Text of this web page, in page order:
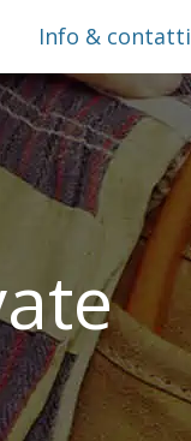
Info & contatti